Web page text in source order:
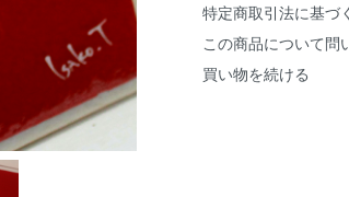
特定商取引法に基づ
この商品について問
買い物を続ける